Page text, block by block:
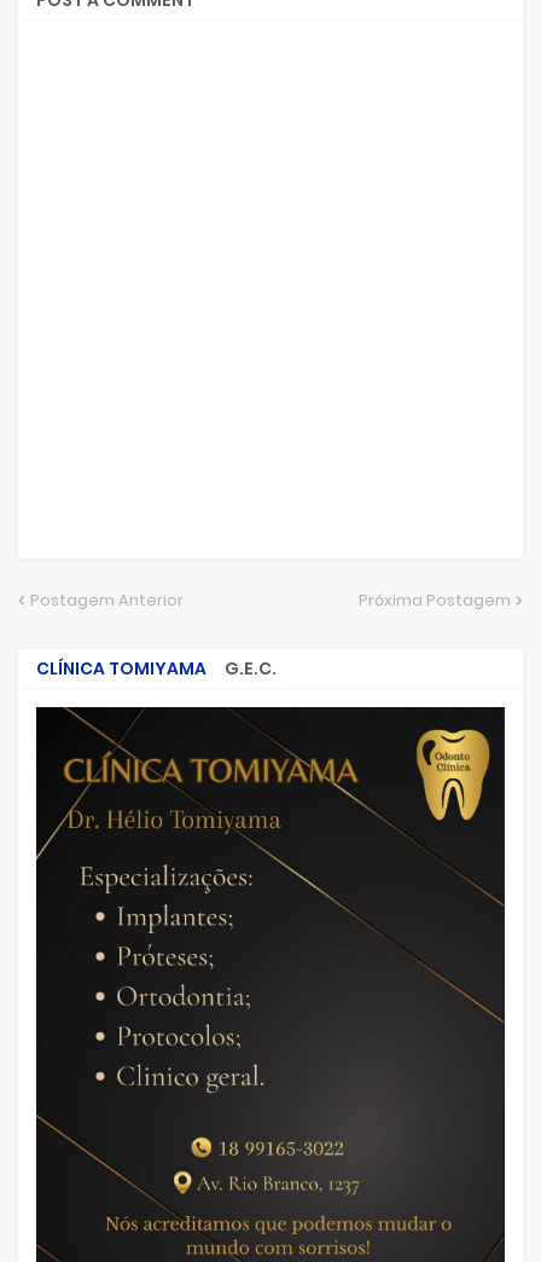
Postagem Anterior Próxima Postagem
CLÍNICA TOMIYAMA
G.E.C.
CRIMES QUE ABALARAM O BRASIL